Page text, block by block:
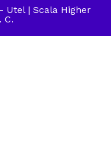
Utel| Scala Higher
C.